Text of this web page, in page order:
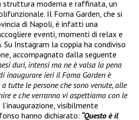
struttura moderna e raffinata, un
Il Foma Garden, che si
di Napoli, è infatti una
eventi, momenti di relax e
Su Instagram la coppia ha condiviso
accompagnato dalla seguente
duri, intensi ma ne è valsa la pena
inaugurare ieri il Foma Garden è
tutte le persone che sono venute, alle
e che verranno vi aspettiamo con le
visibilmente
hanno dichiarato: “Questo è il